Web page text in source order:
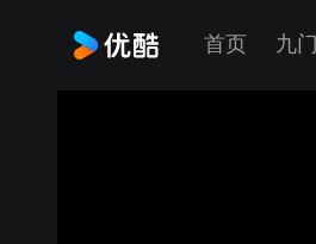
首页 九门